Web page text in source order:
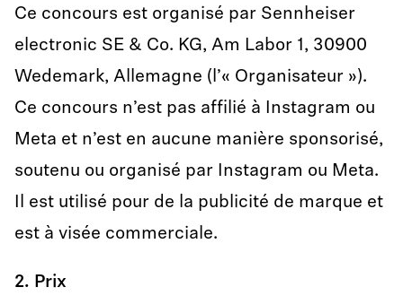
Ce concours est organisé par Sennheiser
electronic SE & Co. KG, Am Labor 1, 30900
Wedemark, Allemagne (l’« Organisateur »).
Ce concours n’est pas affilié à Instagram ou
Meta et n’est en aucune manière sponsorisé,
soutenu ou organisé par Instagram ou Meta.
Il est utilisé pour de la publicité de marque et
est à visée commerciale.
2. Prix